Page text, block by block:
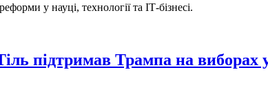
у науці, технології та ІТ-бізнесі.
підтримав Трампа на